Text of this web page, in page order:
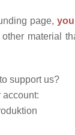
page,
material
support us?
account: